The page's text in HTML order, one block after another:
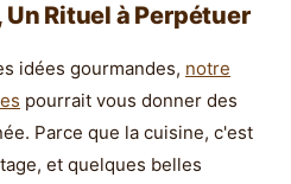
Un Rituel à Perpétuer
idées gourmandes, notre
pourrait vous donner des
Parce que la cuisine, c'est
et quelques belles